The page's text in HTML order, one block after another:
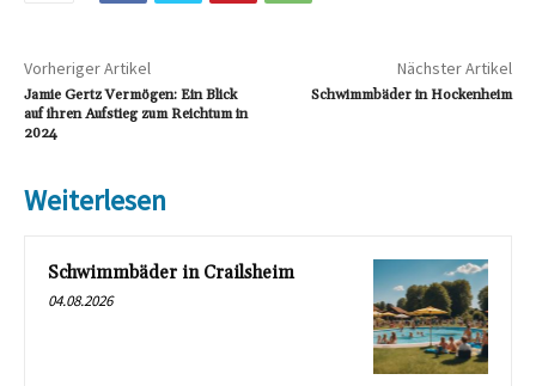
Vorheriger Artikel
Jamie Gertz Vermögen: Ein Blick
auf ihren Aufstieg zum Reichtum in
2024
Nächster Artikel
Schwimmbäder in Hockenheim
Weiterlesen
Schwimmbäder in Crailsheim
04.08.2026